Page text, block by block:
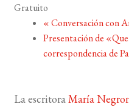
Gratuito
«Conversación con
Presentación de
correspondencia de
La escritoraMaría